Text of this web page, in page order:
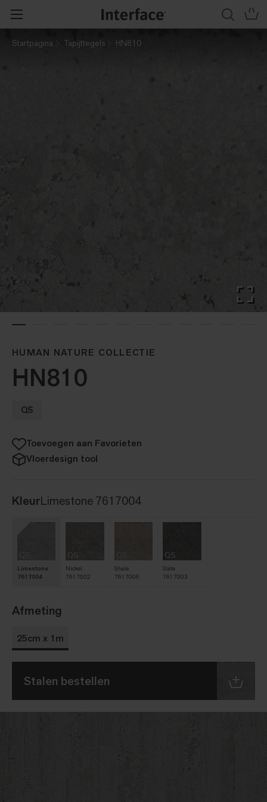
Startpagina Tapijttegels HN810
HUMAN NATURE COLLECTIE
HN810
QS
Toevoegen aan Favorieten
Vloerdesign tool
KleurLimestone 7617004
QS
Limestone
7617004
QS
Nickel
7617002
QS
Shale
7617006
QS
Slate
7617003
Afmeting
25cm x 1m
Stalen bestellen